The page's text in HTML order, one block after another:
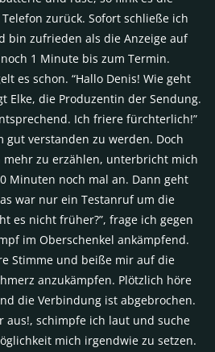
zurück. Sofort schließe ich
bin zufrieden als die Anzeige auf
1 Minute bis zum Termin.
es schon. “Hallo Denis! Wie geht
Elke, die Produzentin der Sendung.
Ich friere fürchterlich!”
gut verstanden zu werden. Doch
mehr zu erzählen, unterbricht mich
Minuten noch mal an. Dann geht
war nur ein Testanruf um die
es nicht früher?”, frage ich gegen
im Oberschenkel ankämpfend.
Stimme und beiße mir auf die
anzukämpfen. Plötzlich höre
die Verbindung ist abgebrochen.
aus!, schimpfe ich laut und suche
mich irgendwie zu setzen.